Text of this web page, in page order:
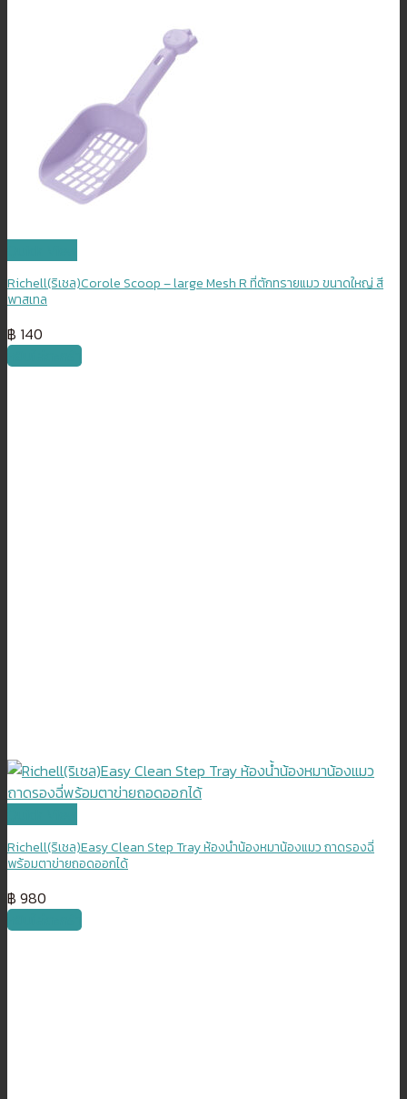
Richell(ริเชล)Corole Scoop – large Mesh R ที่ตักทรายแมว ขนาดใหญ่ สี
พาสเทล
฿ 140
หยิบใส่ตะกร้า
Richell(ริเชล)Easy Clean Step Tray ห้องน้ำน้องหมาน้องแมว ถาดรองฉี่
พร้อมตาข่ายถอดออกได้
฿ 980
หยิบใส่ตะกร้า